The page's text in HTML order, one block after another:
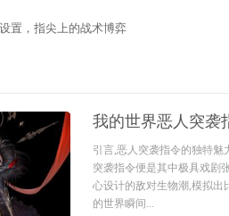
置，指尖上的战术博弈
我的世界恶人突袭
引言,恶人突袭指令的独特魅
突袭指令便是其中极具戏剧
心设计的敌对生物潮,模拟出
的世界瞬间...